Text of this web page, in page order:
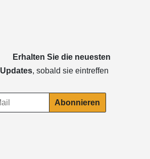
Erhalten Sie die neuesten
Updates, sobald sie eintreffen